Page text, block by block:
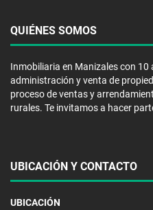
QUIÉNES SOMOS
Inmobiliaria en Manizales con 10
administración y venta de
proceso de ventas y
rurales. Te invitamos a hacer
UBICACIÓN Y CONTACTO
UBICACIÓN